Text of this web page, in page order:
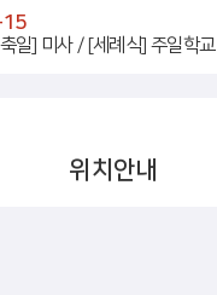
일] 미사 / [세례식] 주일학교
위치안내